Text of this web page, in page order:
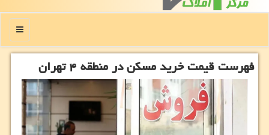
منو
فهرست قیمت خرید مسکن در منطقه ۴ تهران